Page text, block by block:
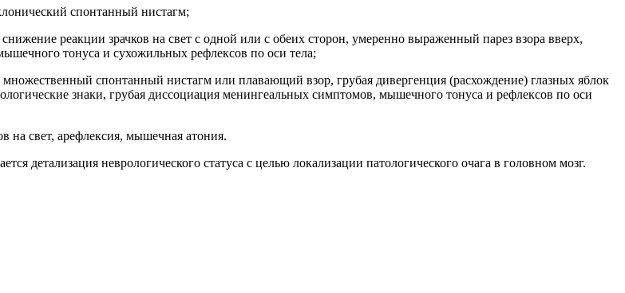
спонтанный нистагм;
реакции зрачков на свет с одной или с обеих сторон, умеренно выраженный парез взора вверх,
тонуса и сухожильных рефлексов по оси тела;
спонтанный нистагм или плавающий взор, грубая дивергенция (расхождение) глазных яблок
знаки, грубая диссоциация менингеальных симптомов, мышечного тонуса и рефлексов по оси
на свет, арефлексия, мышечная атония.
детализация неврологического статуса с целью локализации патологического очага в головном мозг.